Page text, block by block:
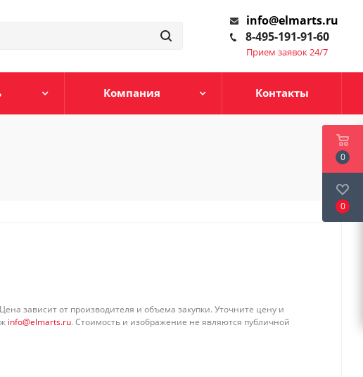
info@elmarts.ru
8-495-191-91-60
Прием заявок 24/7
Компания Контакты
Цена зависит от производителя и объема закупки. Уточните цену и
info@elmarts.ru. Стоимость и изображение не являются публичной
0
0